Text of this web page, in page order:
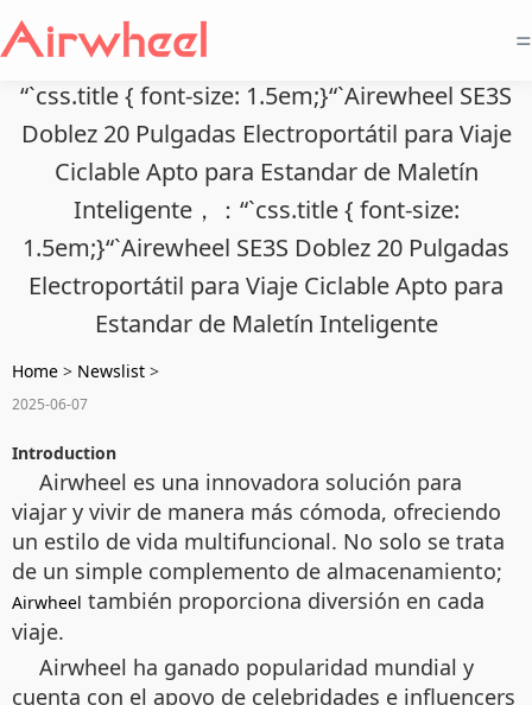
=
“`css.title { font-size: 1.5em;}“`Airewheel SE3S
Doblez 20 Pulgadas Electroportátil para Viaje
Ciclable Apto para Estandar de Maletín
Inteligente，：“`css.title { font-size:
1.5em;}“`Airewheel SE3S Doblez 20 Pulgadas
Electroportátil para Viaje Ciclable Apto para
Estandar de Maletín Inteligente
Home > Newslist >
2025-06-07
Introduction
Airwheel es una innovadora solución para
viajar y vivir de manera más cómoda, ofreciendo
un estilo de vida multifuncional. No solo se trata
de un simple complemento de almacenamiento;
Airwheel también proporciona diversión en cada
viaje.
Airwheel ha ganado popularidad mundial y
cuenta con el apoyo de celebridades e influencers